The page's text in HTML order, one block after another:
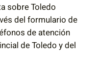
sobre Toledo
del formulario de
de atención
de Toledo y del